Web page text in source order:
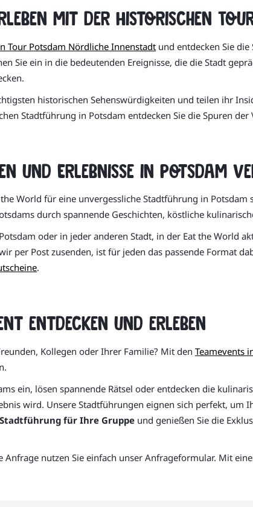
mit der Historischen
Tour Potsdam Nördliche Innenstadt und entdecken Sie
Sie ein in die bedeutenden Ereignisse, die die Stadt
historischen Sehenswürdigkeiten und teilen ihr
Stadtführung in Potsdam entdecken Sie die Spuren
und Erlebnisse in Potsdam
World für eine unvergessliche Stadtführung in
durch spannende Geschichten, köstliche
oder in jeder anderen Stadt, in der Eat the World
per Post zusenden, ist für jeden das passende Format
.
entdecken und erleben
Kollegen oder Ihrer Familie? Mit den Teamevents
ein, lösen spannende Rätsel oder entdecken die
wird. Unsere Stadtführungen eignen sich perfekt, um
für Ihre Gruppe und genießen Sie die
nutzen Sie einfach unser Anfrageformular. Mit